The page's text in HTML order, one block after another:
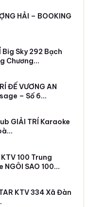
HẢI – BOOKING
Sky 292 Bạch
Chương…
ĐẾ VƯƠNG AN
– Số 6…
GIẢI TRÍ Karaoke
100 Trung
NGÔI SAO 100…
KTV 334 Xã Đàn